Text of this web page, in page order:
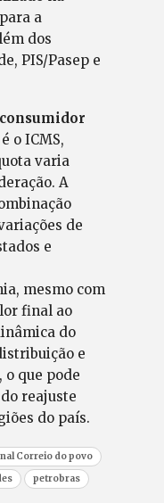
a
dos
PIS/Pasep e
o ICMS,
varia
A
de
e
mesmo com
final ao
do
e
que pode
reajuste
do país.
Correio do povo
petrobras